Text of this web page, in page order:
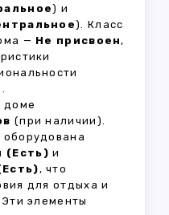
) и
). Класс
— Не присвоен,
доме
(при наличии).
(Есть) и
, что
для отдыха и
элементы